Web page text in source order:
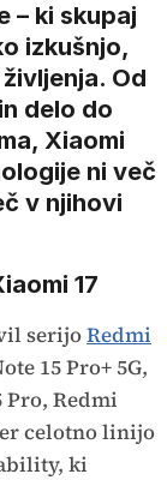
– ki skupaj
izkušnjo,
Od
delo do
Xiaomi
ni več
v njihovi
17
serijoRedmi
15 Pro+ 5G,
Pro, Redmi
celotno linijo
ki